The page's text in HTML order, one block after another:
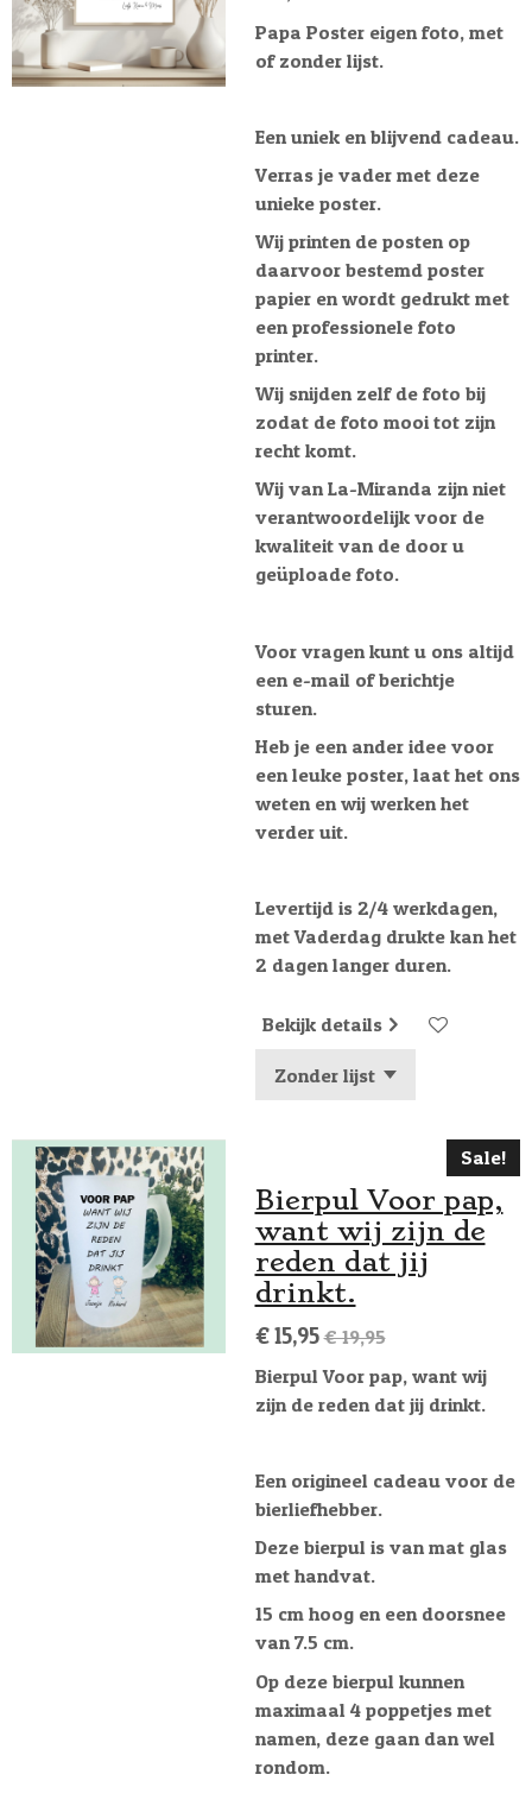
Papa Poster eigen foto, met
of zonder lijst.
Een uniek en blijvend cadeau.
Verras je vader met deze
unieke poster.
Wij printen de posten op
daarvoor bestemd poster
papier en wordt gedrukt met
een professionele foto
printer.
Wij snijden zelf de foto bij
zodat de foto mooi tot zijn
recht komt.
Wij van La-Miranda zijn niet
verantwoordelijk voor de
kwaliteit van de door u
geüploade foto.
Voor vragen kunt u ons altijd
een e-mail of berichtje
sturen.
Heb je een ander idee voor
een leuke poster, laat het ons
weten en wij werken het
verder uit.
Levertijd is 2/4 werkdagen,
met Vaderdag drukte kan het
2 dagen langer duren.
Bekijk details
Sale!
Bierpul Voor pap,
want wij zijn de
reden dat jij
drinkt.
€ 15,95 € 19,95
Bierpul Voor pap, want wij
zijn de reden dat jij drinkt.
Een origineel cadeau voor de
bierliefhebber.
Deze bierpul is van mat glas
met handvat.
15 cm hoog en een doorsnee
van 7.5 cm.
Op deze bierpul kunnen
maximaal 4 poppetjes met
namen, deze gaan dan wel
rondom.